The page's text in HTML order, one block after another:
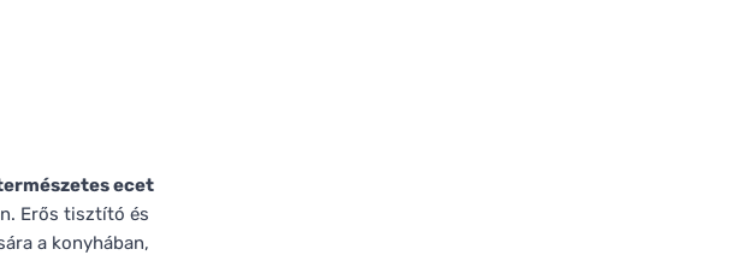
ecet
Erős tisztító és
a konyhában,